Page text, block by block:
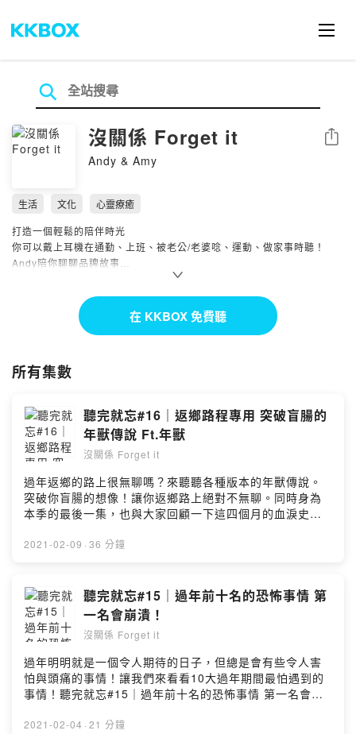
沒關係 Forget it
Andy & Amy
分享
生活 文化
心靈療癒
打造一個輕鬆的陪伴時光
你可以戴上耳機在通勤、上班、被老公/老婆唸、運動、做家事時聽！
Andy陪你聊聊品牌故事
其中有許多你不知道的八卦與品牌故事！
<聽完就忘>系列
請來一些很有趣朋友
透過訪談來挖一些小秘密(疑?
系列
跟你分享品牌故事與一些企業大八卦。
----------------------
FB
合作、業配、洽詢請來信
podcastforgetit@gmail.com
----------------------
也歡迎請我們喝杯咖啡支持創作~
https://pay.firstory.me/user/forgetit
#品牌 #CIS #教育 #節日 #品牌故事
Powered by Firstory Hosting
在 KKBOX 免費聽
所有集數
聽完就忘#16｜返鄉路程專用 突破盲腸的
年獸傳說 Ft.年獸
沒關係 Forget it
過年返鄉的路上很無聊嗎？來聽聽各種版本的年獸傳說。
突破你盲腸的想像！讓你返鄉路上絕對不無聊。同時身為
本季的最後一集，也與大家回顧一下這四個月的血淚史。
娘」，在過年期間和大家拜年!!年年獸敲敲門說:「年年年
來的呢?為什麼不叫除年?除獸?這個超萌又恐怖的年獸，到
底何方神聖?根據史料得到的分析結果，我們現在有的的線
索是:1)吃人2)不冬眠3)害怕聲響與火光4)害怕紅色5)從山
上來6)會破壞莊稼7)獨角獨眼排除很可能被杜撰的吃人，
還有幾乎所有動物都會害怕的聲響跟火光之外，剩下兩個:
不冬眠和害怕紅色。合理推測，如果這個動物會嚇人，一
定是個不小的動物，此外，在亞洲地區，不冬眠且從山上
來的動物有: 牛、山豬、猴子、大老鼠(誤)…再進一步以生
物學角度剖析，大部分的動物都有色盲….所以….我們最後
2021-02-09 · 36 分鐘
聽完就忘#15｜過年前十名的恐怖事情 第
一名會崩潰！
沒關係 Forget it
過年明明就是一個令人期待的日子，但總是會有些令人害
怕與頭痛的事情！讓我們來看看10大過年期間最怕遇到的
事情！聽完就忘#15｜過年前十名的恐怖事情 第一名會崩
事情#10 你不懂的生日心酸#9 男尊女卑 給我洗碗#8 訂餐
2021-02-04 · 21 分鐘